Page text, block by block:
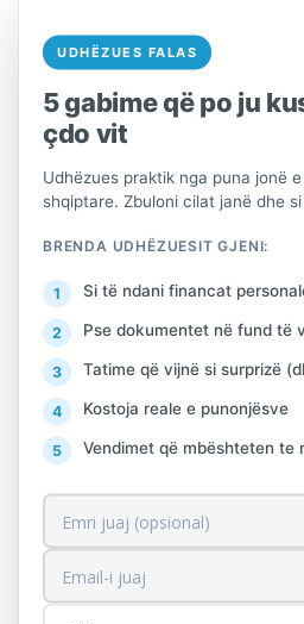
autorizuar kryen
fiskale dhe ruan
Çregjistrimi i pajisjeve
përdoren nga ana e çdo
tatimpagues është një
Për çdo problematikë të
e kësaj procedure, ju
kontaktoni duke
për Fiskalizimin
portali i
dedikuar http://
duke dërguar email në
apo duke kontaktuar
në numrin pa pagesë
Burimi:Drejtoria e
UDHËZUES FALAS
5 gabime që po ju
çdo vit
Udhëzues praktik nga puna jonë
shqiptare. Zbuloni cilat janë dhe
BRENDA UDHËZUESIT GJENI:
Si të ndani financat
Pse dokumentet në fund të
Tatime që vijnë si surprizë
Kostoja reale e punonjësve
Vendimet që mbështeten te